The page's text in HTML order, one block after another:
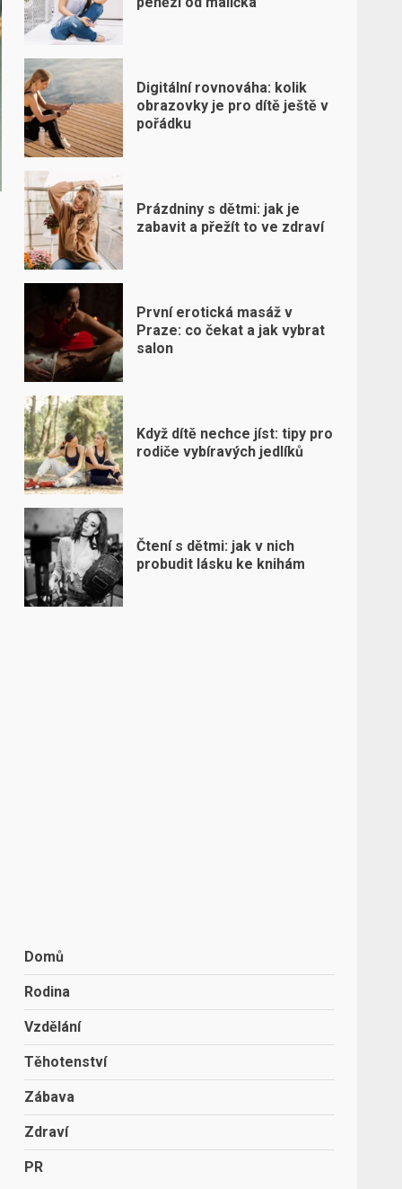
Digitální rovnováha: kolik
obrazovky je pro dítě ještě v
pořádku
Prázdniny s dětmi: jak je
zabavit a přežít to ve zdraví
První erotická masáž v
Praze: co čekat a jak vybrat
salon
Když dítě nechce jíst: tipy pro
rodiče vybíravých jedlíků
Čtení s dětmi: jak v nich
probudit lásku ke knihám
Domů
Rodina
Vzdělání
Těhotenství
Zábava
Zdraví
PR